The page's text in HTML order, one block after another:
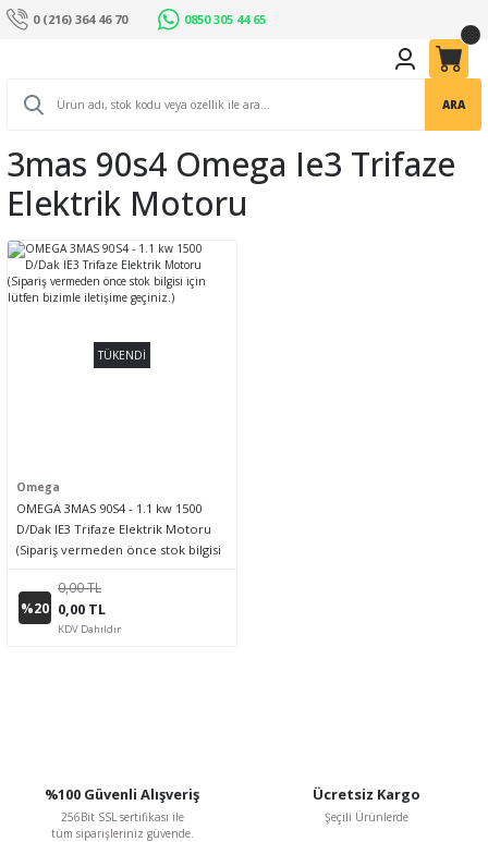
0 (216) 364 46 70 0850 305 44 65
ARA
3mas 90s4 Omega Ie3 Trifaze
Elektrik Motoru
TÜKENDİ
Omega
OMEGA 3MAS 90S4 - 1.1 kw 1500
D/Dak IE3 Trifaze Elektrik Motoru
(Sipariş vermeden önce stok bilgisi
%20
0,00 TL
0,00 TL
KDV Dahildir
%100 Güvenli Alışveriş
256Bit SSL sertifikası ile
tüm siparişleriniz güvende.
Ücretsiz Kargo
Şeçili Ürünlerde